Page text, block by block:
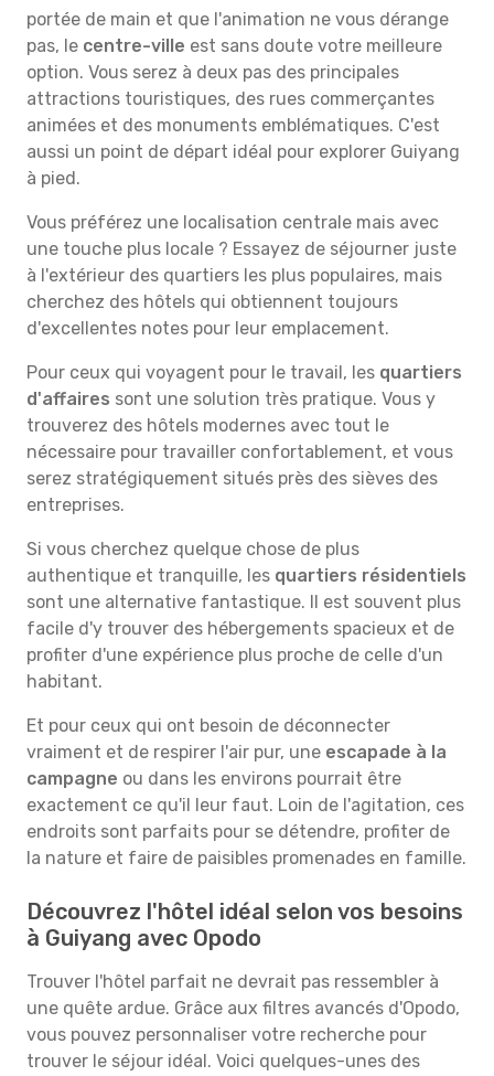
portée de main et que l'animation ne vous dérange
pas, le centre-ville est sans doute votre meilleure
option. Vous serez à deux pas des principales
attractions touristiques, des rues commerçantes
animées et des monuments emblématiques. C'est
aussi un point de départ idéal pour explorer Guiyang
à pied.
Vous préférez une localisation centrale mais avec
une touche plus locale ? Essayez de séjourner juste
à l'extérieur des quartiers les plus populaires, mais
cherchez des hôtels qui obtiennent toujours
d'excellentes notes pour leur emplacement.
Pour ceux qui voyagent pour le travail, les quartiers
d'affaires sont une solution très pratique. Vous y
trouverez des hôtels modernes avec tout le
nécessaire pour travailler confortablement, et vous
serez stratégiquement situés près des sièves des
entreprises.
Si vous cherchez quelque chose de plus
authentique et tranquille, les quartiers résidentiels
sont une alternative fantastique. Il est souvent plus
facile d'y trouver des hébergements spacieux et de
profiter d'une expérience plus proche de celle d'un
habitant.
Et pour ceux qui ont besoin de déconnecter
vraiment et de respirer l'air pur, une escapade à la
campagne ou dans les environs pourrait être
exactement ce qu'il leur faut. Loin de l'agitation, ces
endroits sont parfaits pour se détendre, profiter de
la nature et faire de paisibles promenades en famille.
Découvrez l'hôtel idéal selon vos besoins
à Guiyang avec Opodo
Trouver l'hôtel parfait ne devrait pas ressembler à
une quête ardue. Grâce aux filtres avancés d'Opodo,
vous pouvez personnaliser votre recherche pour
trouver le séjour idéal. Voici quelques-unes des